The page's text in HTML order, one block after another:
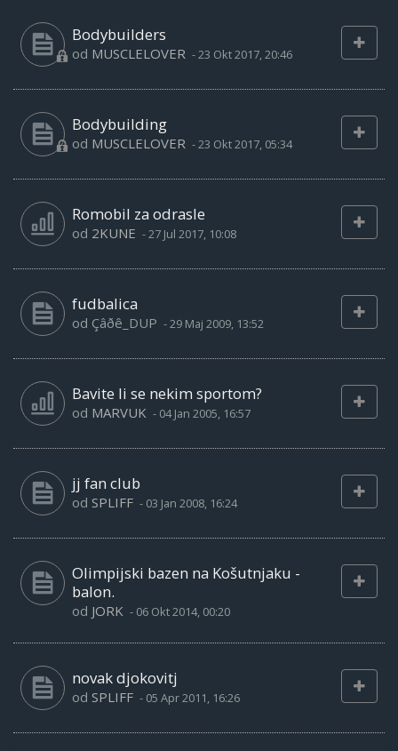
Bodybuilders
od MUSCLELOVER -23 Okt 2017, 20:46
Bodybuilding
od MUSCLELOVER -23 Okt 2017, 05:34
Romobil za odrasle
od 2KUNE -27 Jul 2017, 10:08
fudbalica
od Çâðê_DUP -29 Maj 2009, 13:52
Bavite li se nekim sportom?
od MARVUK - 04 Jan 2005, 16:57
jj fan club
od SPLIFF - 03 Jan 2008, 16:24
Olimpijski bazen na Košutnjaku -
balon.
od JORK - 06 Okt 2014, 00:20
novak djokovitj
od SPLIFF - 05 Apr 2011, 16:26